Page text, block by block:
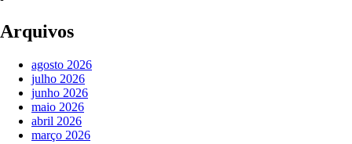
Arquivos
agosto 2026
julho 2026
junho 2026
maio 2026
abril 2026
março 2026